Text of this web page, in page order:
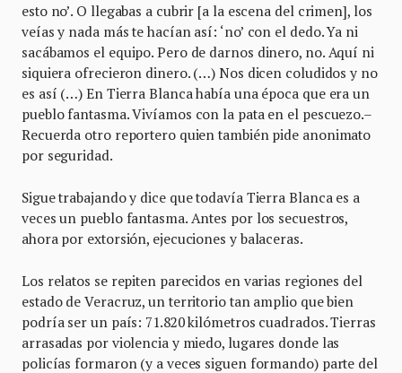
esto no’. O llegabas a cubrir [a la escena del crimen], los
veías y nada más te hacían así: ‘no’ con el dedo. Ya ni
sacábamos el equipo. Pero de darnos dinero, no. Aquí ni
siquiera ofrecieron dinero. (…) Nos dicen coludidos y no
es así (…) En Tierra Blanca había una época que era un
pueblo fantasma. Vivíamos con la pata en el pescuezo.–
Recuerda otro reportero quien también pide anonimato
por seguridad.
Sigue trabajando y dice que todavía Tierra Blanca es a
veces un pueblo fantasma. Antes por los secuestros,
ahora por extorsión, ejecuciones y balaceras.
Los relatos se repiten parecidos en varias regiones del
estado de Veracruz, un territorio tan amplio que bien
podría ser un país: 71.820 kilómetros cuadrados. Tierras
arrasadas por violencia y miedo, lugares donde las
policías formaron (y a veces siguen formando) parte del